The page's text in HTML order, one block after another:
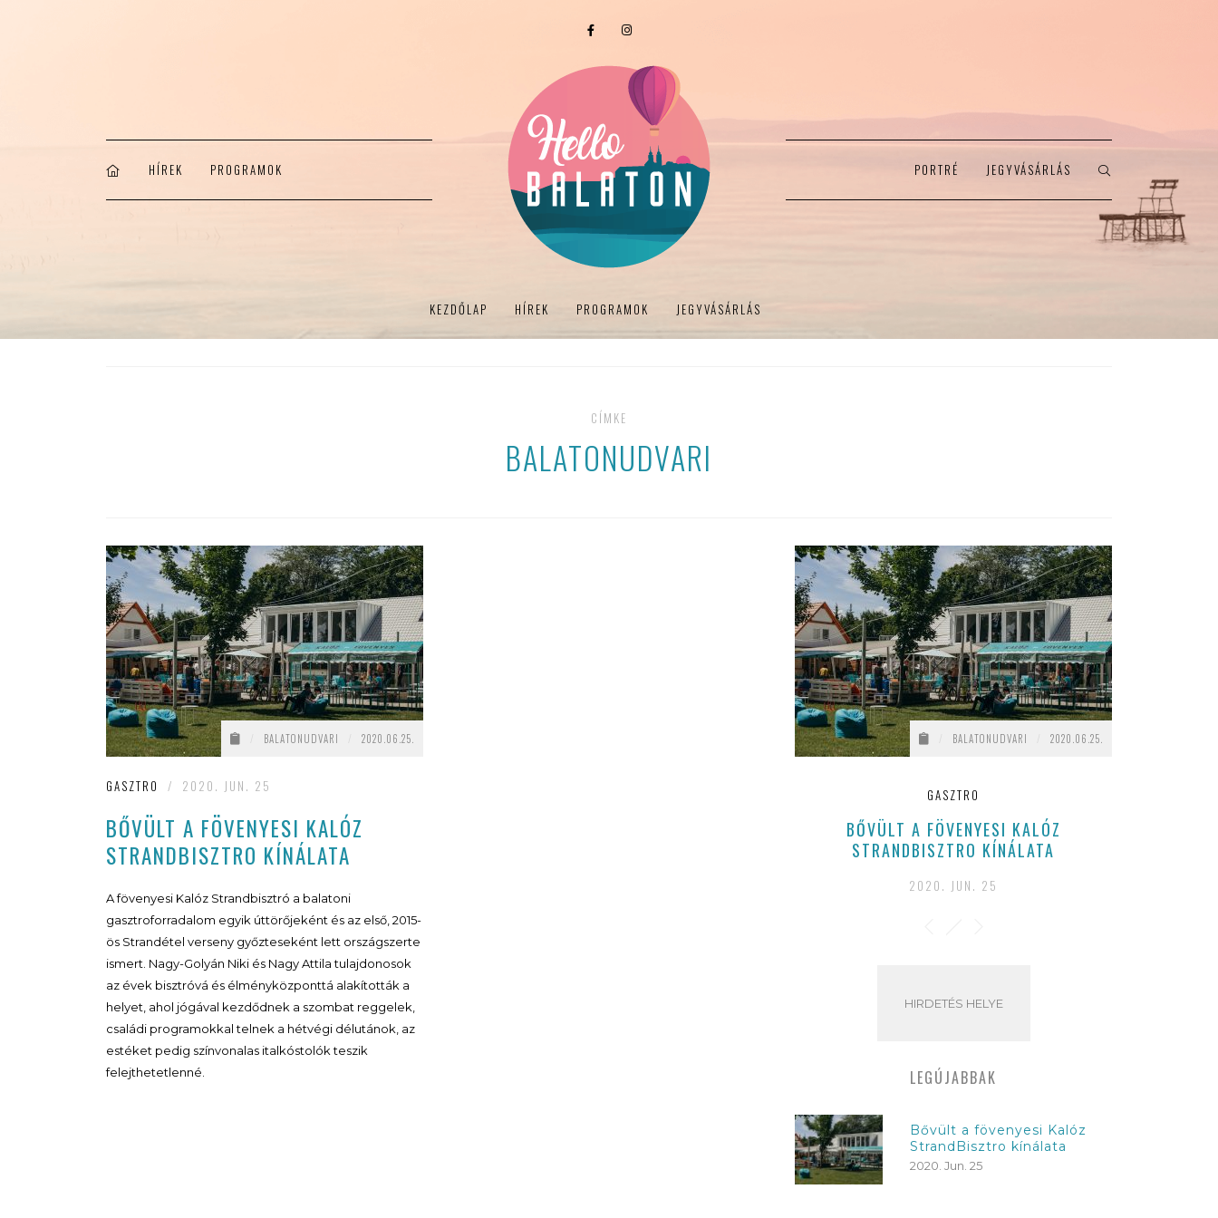
HÍREK PROGRAMOK PORTRÉ JEGYVÁSÁRLÁS
KEZDŐLAP HÍREK PROGRAMOK JEGYVÁSÁRLÁS
CÍMKE
BALATONUDVARI
BALATONUDVARI 2020.06.25.
GASZTRO / 2020. JUN. 25
BŐVÜLT A FÖVENYESI KALÓZ
STRANDBISZTRO KÍNÁLATA
A fövenyesi Kalóz Strandbisztró a balatoni
gasztroforradalom egyik úttörőjeként és az első, 2015-
ös Strandétel verseny győzteseként lett országszerte
ismert. Nagy-Golyán Niki és Nagy Attila tulajdonosok
az évek bisztróvá és élményközponttá alakították a
helyet, ahol jógával kezdődnek a szombat reggelek,
családi programokkal telnek a hétvégi délutánok, az
estéket pedig színvonalas italkóstolók teszik
felejthetetlenné.
BALATONUDVARI 2020.06.25.
GASZTRO
BŐVÜLT A FÖVENYESI KALÓZ
STRANDBISZTRO KÍNÁLATA
2020. JUN. 25
HIRDETÉS HELYE
LEGÚJABBAK
Bővült a fövenyesi Kalóz
StrandBisztro kínálata
2020. Jun. 25